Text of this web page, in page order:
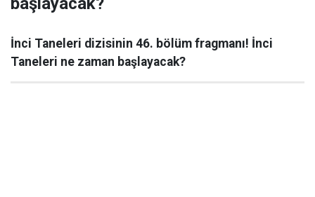
İnci Taneleri dizisinin 46. bölüm fragmanı! İnci
Taneleri ne zaman başlayacak?